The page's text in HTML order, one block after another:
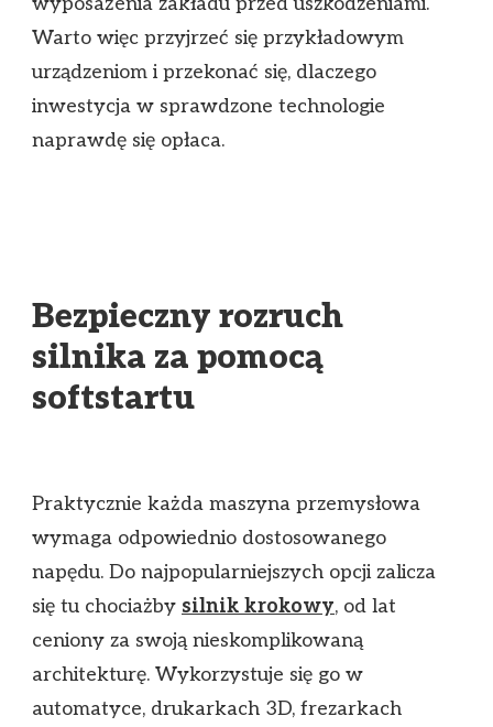
Warto więc przyjrzeć się przykładowym
urządzeniom i przekonać się, dlaczego
inwestycja w sprawdzone technologie
naprawdę się opłaca.
Bezpieczny rozruch
silnika za pomocą
softstartu
Praktycznie każda maszyna przemysłowa
wymaga odpowiednio dostosowanego
napędu. Do najpopularniejszych opcji zalicza
się tu chociażby silnik krokowy, od lat
ceniony za swoją nieskomplikowaną
architekturę. Wykorzystuje się go w
automatyce, drukarkach 3D, frezarkach